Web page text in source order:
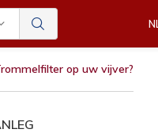
op uw vijver?